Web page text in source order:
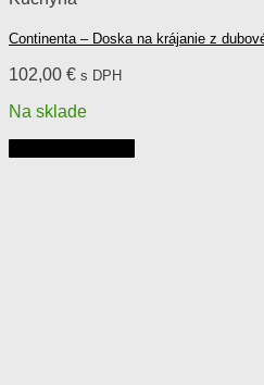
Continenta – Doska na krájanie z
102,00 € s DPH
Na sklade